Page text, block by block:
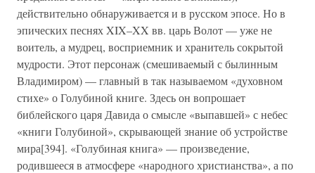
действительно обнаруживается и в русском эпосе. Но в
эпических песнях XIX–XX вв. царь Волот — уже не
воитель, а мудрец, восприемник и хранитель сокрытой
мудрости. Этот персонаж (смешиваемый с былинным
Владимиром) — главный в так называемом «духовном
стихе» о Голубиной книге. Здесь он вопрошает
библейского царя Давида о смысле «выпавшей» с небес
«книги Голубиной», скрывающей знание об устройстве
мира[394]. «Голубиная книга» — произведение,
родившееся в атмосфере «народного христианства», а по